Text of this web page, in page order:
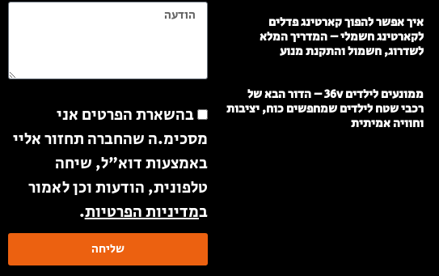
איך אפשר להפוך קארטינג פדלים
לקארטינג חשמלי – המדריך המלא
לשדרוג, חשמול והתקנת מנוע
ממונעים לילדים 36v – הדור הבא של
רכבי שטח לילדים שמחפשים כוח, יציבות
וחוויה אמיתית
בהשארת הפרטים אני
מסכימ.ה שהחברה תחזור אליי
באמצעות דוא"ל, שיחה
טלפונית, הודעות וכן לאמור
במדיניות הפרטיות.
שליחה